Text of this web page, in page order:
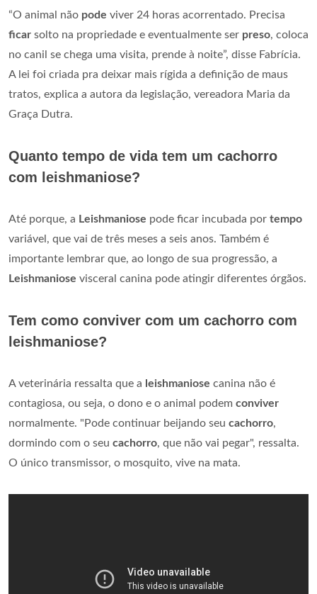
“O animal não pode viver 24 horas acorrentado. Precisa
ficar solto na propriedade e eventualmente ser preso, coloca
no canil se chega uma visita, prende à noite”, disse Fabrícia.
A lei foi criada pra deixar mais rígida a definição de maus
tratos, explica a autora da legislação, vereadora Maria da
Graça Dutra.
Quanto tempo de vida tem um cachorro
com leishmaniose?
Até porque, a Leishmaniose pode ficar incubada por tempo
variável, que vai de três meses a seis anos. Também é
importante lembrar que, ao longo de sua progressão, a
Leishmaniose visceral canina pode atingir diferentes órgãos.
Tem como conviver com um cachorro com
leishmaniose?
A veterinária ressalta que a leishmaniose canina não é
contagiosa, ou seja, o dono e o animal podem conviver
normalmente. "Pode continuar beijando seu cachorro,
dormindo com o seu cachorro, que não vai pegar", ressalta.
O único transmissor, o mosquito, vive na mata.